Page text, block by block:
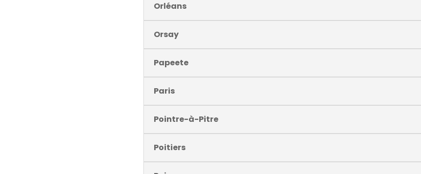
Orléans
Orsay
Papeete
Paris
Pointre-à-Pitre
Poitiers